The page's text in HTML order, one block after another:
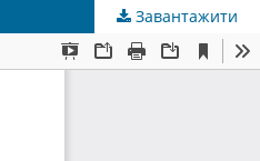
Завантажити